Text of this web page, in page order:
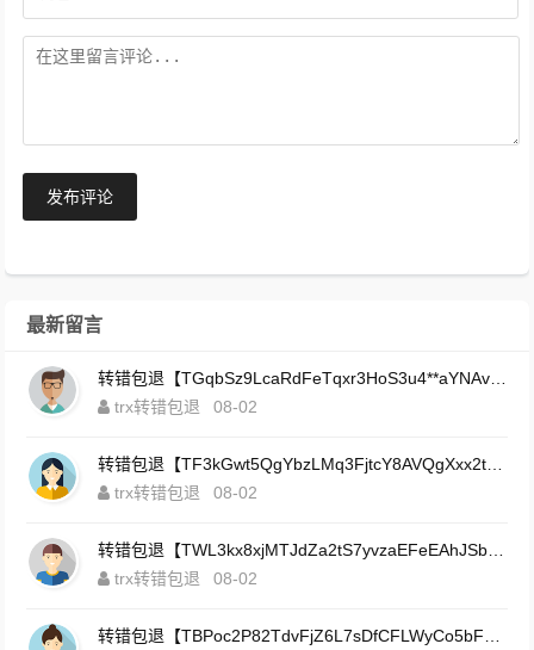
发布评论
最新留言
trx转错包退
08-02
trx转错包退
08-02
trx转错包退
08-02